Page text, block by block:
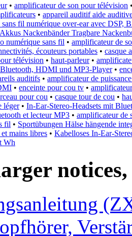
• amplificateur de son pour télévision
• appareil auditif aide
sans fil numérique over-ear avec DSP,
Nackenbänder Tragbare
numérique sans fil • amplificateur de
écouteurs portables • casque
télévision • haut-parleur•
HDMI und MP3-Player•
auditifs • amplificateur de
• enceinte pour cou tv •
pour cou • casque tour de cou •
léger• In-Ear-Stereo-Headsets mit
et lecteur MP3 • amplificateur de
fil • Sportübungen Hälse hängende
mains libres • Kabelloses In-Ear-
Wh